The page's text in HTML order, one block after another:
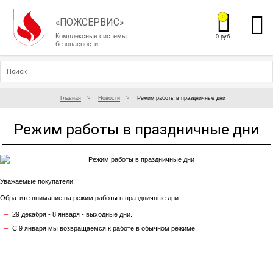
«ПОЖСЕРВИС»
Комплексные системы
безопасности
0
0 руб.
Главная Новости Режим работы в праздничные дни
Режим работы в праздничные дни
Уважаемые покупатели!
Обратите внимание на режим работы в праздничные дни:
29 декабря - 8 января - выходные дни.
С 9 января мы возвращаемся к работе в обычном режиме.